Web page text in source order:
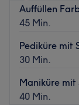
Auffüllen
45 Min.
Pediküre mit
30 Min.
Maniküre mit
40 Min.